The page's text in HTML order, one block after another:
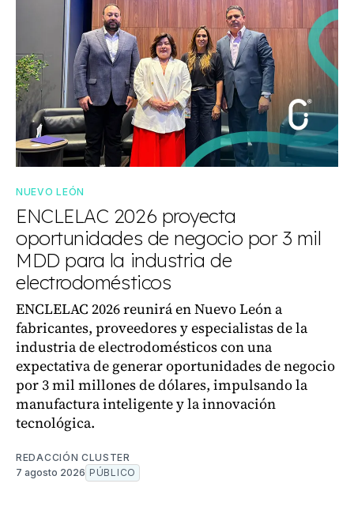
NUEVO LEÓN
ENCLELAC 2026 proyecta
oportunidades de negocio por 3 mil
MDD para la industria de
electrodomésticos
ENCLELAC 2026 reunirá en Nuevo León a
fabricantes, proveedores y especialistas de la
industria de electrodomésticos con una
expectativa de generar oportunidades de negocio
por 3 mil millones de dólares, impulsando la
manufactura inteligente y la innovación
tecnológica.
REDACCIÓN CLUSTER
7 agosto 2026 PÚBLICO